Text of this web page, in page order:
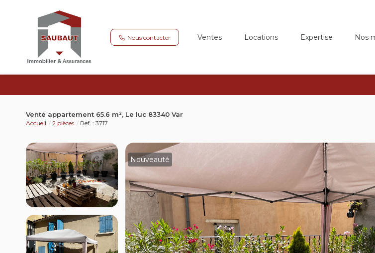
Nous contacter Ventes Locations Expertise Nos
Vente appartement 65.6 m², Le luc 83340 Var
Accueil 2 pièces Ref. : 3717
Nouveauté